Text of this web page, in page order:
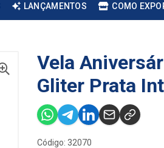
LANÇAMENTOS COMO
Vela
Gliter Prata
Código: 32070